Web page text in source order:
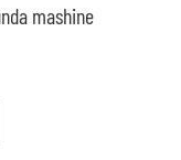
mashine